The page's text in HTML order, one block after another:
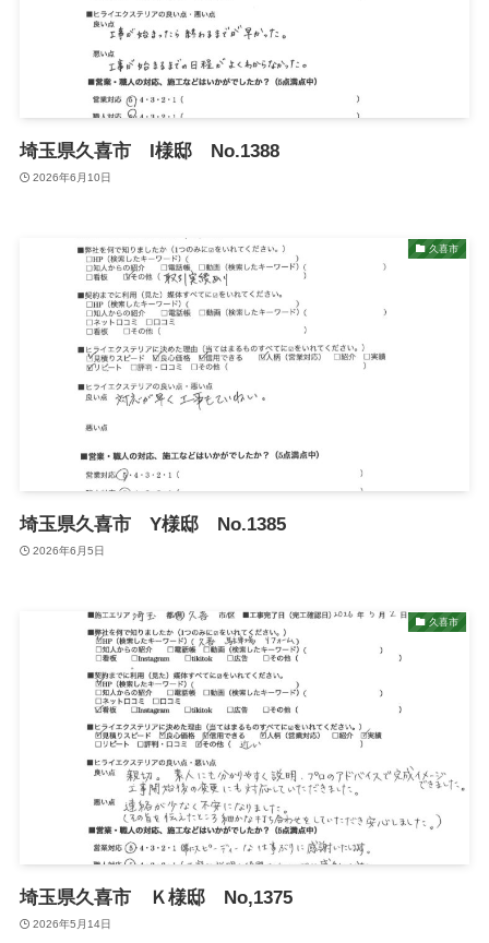
埼玉県久喜市 I様邸 No.1388
2026年6月10日
久喜市
埼玉県久喜市 Y様邸 No.1385
2026年6月5日
久喜市
埼玉県久喜市 Ｋ様邸 No,1375
2026年5月14日